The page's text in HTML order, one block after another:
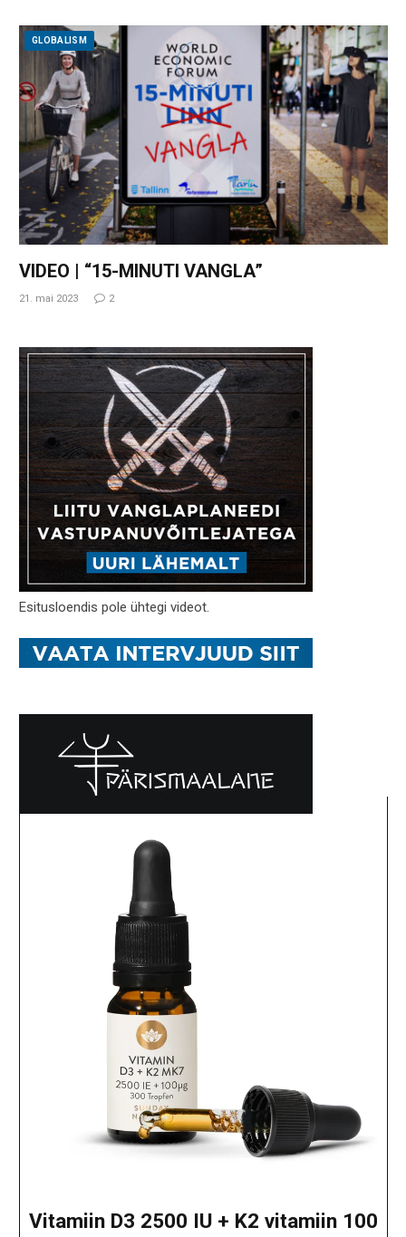
GLOBALISM
VIDEO | “15-MINUTI VANGLA”
21. mai 2023 2
Esitusloendis pole ühtegi videot.
Vitamiin D3 2500 IU + K2 vitamiin 100